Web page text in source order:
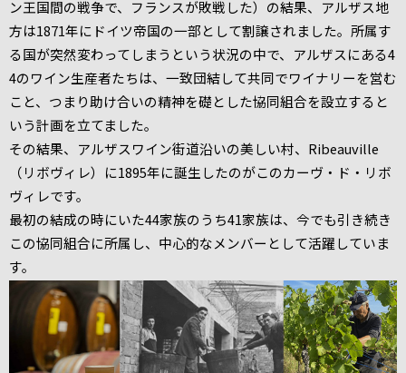
ン王国間の戦争で、フランスが敗戦した）の結果、アルザス地
方は1871年にドイツ帝国の一部として割譲されました。所属す
る国が突然変わってしまうという状況の中で、アルザスにある4
4のワイン生産者たちは、一致団結して共同でワイナリーを営む
こと、つまり助け合いの精神を礎とした協同組合を設立すると
いう計画を立てました。
その結果、アルザスワイン街道沿いの美しい村、Ribeauville
（リボヴィレ）に1895年に誕生したのがこのカーヴ・ド・リボ
ヴィレです。
最初の結成の時にいた44家族のうち41家族は、今でも引き続き
この協同組合に所属し、中心的なメンバーとして活躍していま
す。